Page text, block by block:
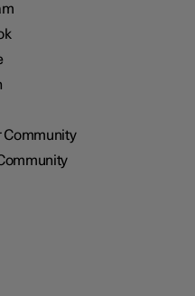
Community